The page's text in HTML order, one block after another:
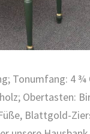
Tonumfang: 4 ¾
Obertasten:
Blattgold-